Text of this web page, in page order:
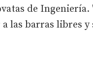
de Ingeniería.
las barras libres y